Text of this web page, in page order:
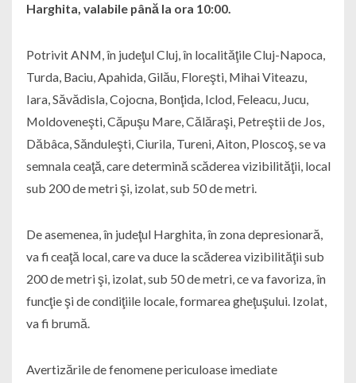
Harghita, valabile până la ora 10:00.
Potrivit ANM, în judeţul Cluj, în localităţile Cluj-Napoca,
Turda, Baciu, Apahida, Gilău, Floreşti, Mihai Viteazu,
Iara, Săvădisla, Cojocna, Bonţida, Iclod, Feleacu, Jucu,
Moldoveneşti, Căpuşu Mare, Călăraşi, Petreştii de Jos,
Dăbâca, Sănduleşti, Ciurila, Tureni, Aiton, Ploscoş, se va
semnala ceaţă, care determină scăderea vizibilităţii, local
sub 200 de metri şi, izolat, sub 50 de metri.
De asemenea, în judeţul Harghita, în zona depresionară,
va fi ceaţă local, care va duce la scăderea vizibilităţii sub
200 de metri şi, izolat, sub 50 de metri, ce va favoriza, în
funcţie şi de condiţiile locale, formarea gheţuşului. Izolat,
va fi brumă.
Avertizările de fenomene periculoase imediate